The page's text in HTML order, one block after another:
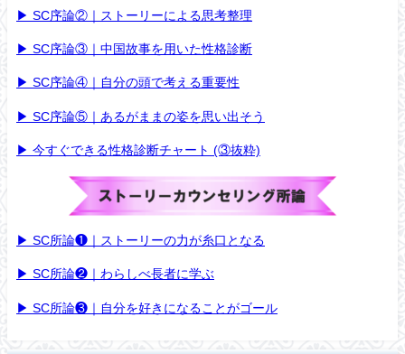
▶︎ SC序論②｜ストーリーによる思考整理
▶︎ SC序論③｜中国故事を用いた性格診断
▶︎ SC序論④｜自分の頭で考える重要性
▶︎ SC序論⑤｜あるがままの姿を思い出そう
▶︎ 今すぐできる性格診断チャート (③抜粋)
▶︎ SC所論❶｜ストーリーの力が糸口となる
▶︎ SC所論❷｜わらしべ長者に学ぶ
▶︎ SC所論❸｜自分を好きになることがゴール